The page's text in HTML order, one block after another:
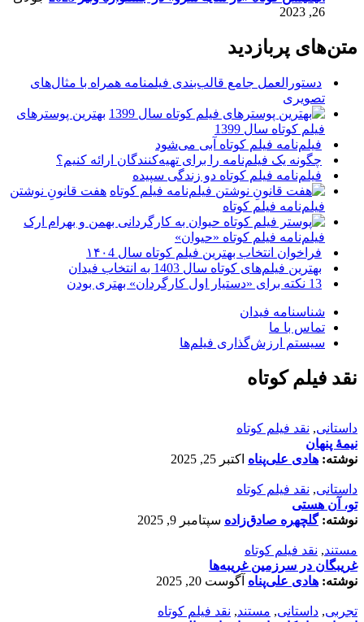
26, 2023
متن‌های پربازدید
دستورالعمل جامع قالب‌بندی فیلمنامه همراه با مثال‌های
تصویری
بهترین پوسترهای
فیلم کوتاه سال 1399
فیلم‌نامه فیلم کوتاه آبی می‌شود
چگونه یک فیلم‌نامه را برای تهیه‌کنندگان ارائه کنیم؟
فیلم‌نامه فیلم کوتاه دو زندگی سپیده
هفت قانونِ نوشتن
فیلم‌نامه فیلم کوتاه
فیلم‌نامه فیلم کوتاه «حیوان»
فراخوان انتخاب بهترین فیلم کوتاه سال ۱۴۰4
بهترین فیلم‌های کوتاه سال 1403 به انتخاب فیدان
13 نکته برای «دستیار اول کارگردان» بهتری بودن
شناسنامه فیدان
تماس با ما
سیستم ارزش‌گذاری فیلم‌ها
نقد فیلم کوتاه
داستانی, نقد فیلم کوتاه
نیمۀ پنهان
نوشته: هادی علی‌پناه اکتبر 25, 2025
داستانی, نقد فیلم کوتاه
تو، آن هستی
نوشته:گلچهره صادق‌زاده سپتامبر 9, 2025
مستند, نقد فیلم کوتاه
غریبگان در سرزمین غریبه‌ها
نوشته: هادی علی‌پناه آگوست 20, 2025
تجربی, داستانی, مستند, نقد فیلم کوتاه